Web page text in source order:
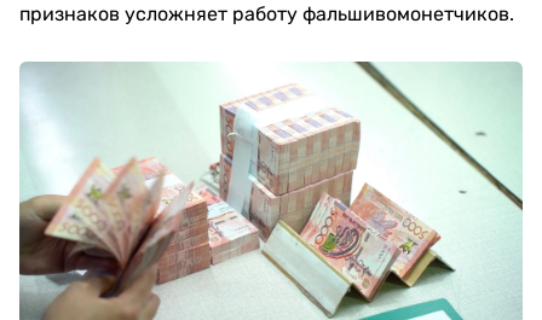
признаков усложняет работу фальшивомонетчиков.